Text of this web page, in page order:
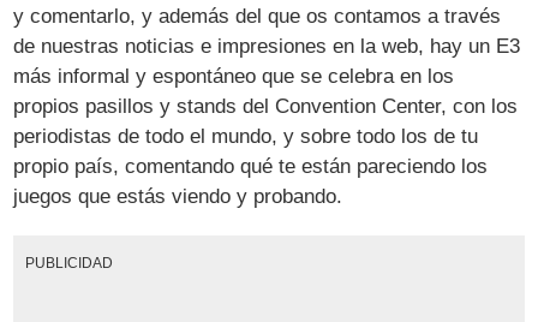
y comentarlo, y además del que os contamos a través
de nuestras noticias e impresiones en la web, hay un E3
más informal y espontáneo que se celebra en los
propios pasillos y stands del Convention Center, con los
periodistas de todo el mundo, y sobre todo los de tu
propio país, comentando qué te están pareciendo los
juegos que estás viendo y probando.
PUBLICIDAD